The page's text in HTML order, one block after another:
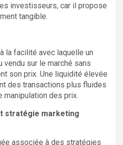
investisseurs, car il propose
tangible.
la facilité avec laquelle un
sur le marché sans
son prix. Une liquidité élevée
des transactions plus fluides
manipulation des prix.
stratégie marketing
associée à des stratégies